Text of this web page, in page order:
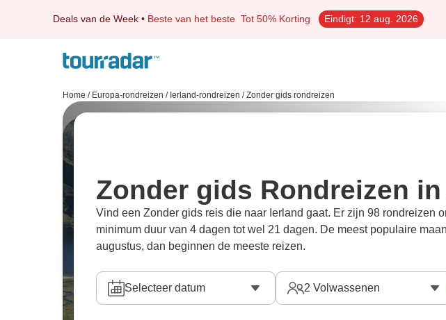
Deals van de Week • Beste van het beste Tot 50% Korting Eindigt: 12 aug. 2026
Home / Europa-rondreizen / Ierland-rondreizen / Zonder gids rondreizen
Zonder gids Rondreizen
Vind een Zonder gids reis die naar Ierland gaat. Er zijn 98 rondreizen
minimum duur van 4 dagen tot wel 21 dagen. De meest populaire
augustus, dan beginnen de meeste reizen.
Selecteer datum 2 Volwassenen